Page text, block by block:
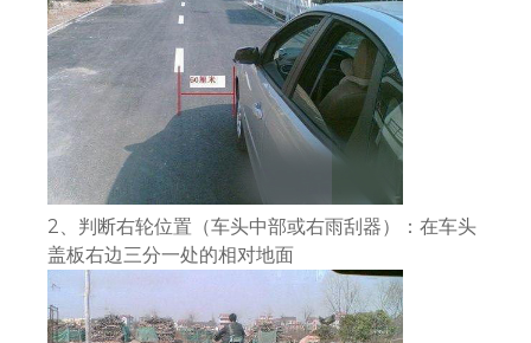
2、判断右轮位置（车头中部或右雨刮器）：在车头
盖板右边三分一处的相对地面